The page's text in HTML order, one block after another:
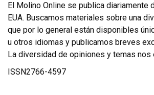
El Molino Online se publica diariamente
EUA. Buscamos materiales sobre una
que por lo general están disponibles
u otros idiomas y publicamos breves
La diversidad de opiniones y temas nos
ISSN2766-4597